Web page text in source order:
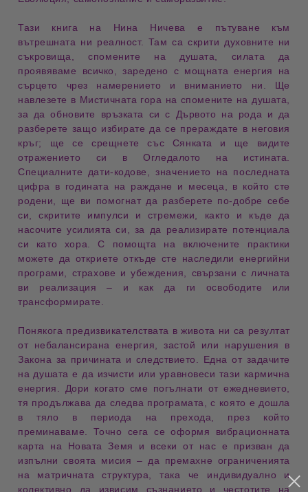
Тази книга на Нина Ничева
е пътуване към
вътрешната ни реалност. Там са скрити духовните ни
съкровища
,спомените на душата
силата да
проявяваме
всичко, заредено с мощнатаенергия на
сърцето
чрез намерението и вниманието
ни. Ще
навлезете в Мистичната гора на спомените на душата,
за да обновите връзката си с Дървото на рода и да
разберете защо избирате да се прераждате в неговия
кръг; ще се срещнете със Сянката
и ще видите
отражението си вОгледалото на истината
Специалните дати-кодове
, значението на последната
цифра в годината на раждане и месеца , в който сте
родени, ще ви помогнат да разберете по-добре себе
си, скритите импулси и стремежи, както и къде да
насочите усилията си, за да реализирате потенциала
си като хора. С помощта на включените практики
можете да откриете откъде сте наследили енергийни
програми
страхове иубеждения , свързани с личната
ви реализация – и как да ги освободите или
трансформирате.
Понякога предизвикателствата в живота ни са резултат
от небалансирана енергия , застой или нарушения в
Закона за причината и следствието
. Една от задачите
на душата е да изчисти или уравновеси тази кармична
енергия
. Дори когато сме погълнати от ежедневието,
тя продължава да следва програмата
, с която е дошла
в тяло в периода на прехода , през който
преминаваме. Точно сега се оформя вибрационната
карта на Новата Земя
и всеки от нас е призван да
изпълни своята мисия – да премахне ограниченията
на матричната структура , така че индивидуално и
колективно да извисим съзнанието и честотите на